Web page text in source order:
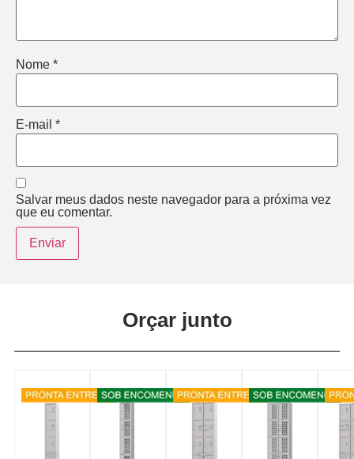
Nome *
E-mail *
Salvar meus dados neste navegador para a próxima vez
que eu comentar.
Orçar junto